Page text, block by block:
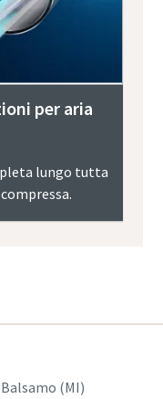
per aria
lungo tutta
(MI)